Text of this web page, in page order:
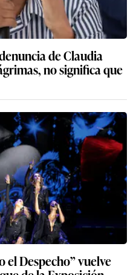
de Claudia
no significa que
el Despecho” vuelve